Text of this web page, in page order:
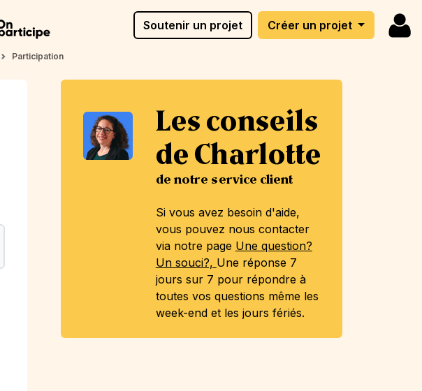
Soutenir un projet Créer un projet
Participation
Les conseils
de Charlotte
de notre service client
Si vous avez besoin d'aide,
vous pouvez nous contacter
via notre page Une question?
Un souci?, Une réponse 7
jours sur 7 pour répondre à
toutes vos questions même les
week-end et les jours fériés.